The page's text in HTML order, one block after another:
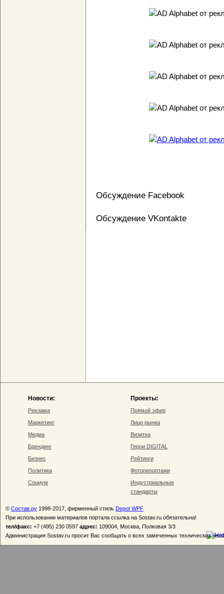
Обсуждение Facebook
Обсуждение VKontakte
Новости:
Реклама
Маркетинг
Медиа
Брендинг
Бизнес
Политика
Социум
Проекты:
Прямой эфир
Лицо рынка
Визитка
Герои DIGITAL
Рейтинги
Фоторепортажи
Индустриальные
стандарты
© Состав.ру 1998-2017, фирменный стиль Depot WPF
При использовании материалов портала ссылка на Sostav.ru обязательна!
тел/факс: +7 (495) 230 0597 адрес: 109004, Москва, Полковая 3/3
Администрация Sostav.ru просит Вас сообщать о всех замеченных технических